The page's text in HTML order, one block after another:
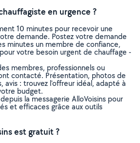
en urgence ?
10 minutes pour recevoir une
demande. Postez votre demande
minutes un membre de confiance,
votre besoin urgent de chauffage -
membres, professionnels ou
contacté. Présentation, photos de
avis : trouvez l'offreur idéal, adapté à
budget.
la messagerie AlloVoisins pour
et efficaces grâce aux outils
est gratuit ?